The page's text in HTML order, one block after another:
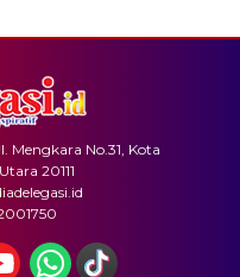
Mengkara No.31, Kota
20111